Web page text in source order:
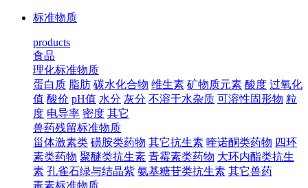
标准物质
products
食品
理化标准物质
蛋白质 脂肪 碳水化合物 维生素 矿物质元素 酸度 过氧化
值 酸价 pH值 水分 灰分 不溶于水杂质 可溶性固形物 粒
度 电导率 密度 其它
兽药残留标准物质
甾体激素类 磺胺类药物 其它抗生素 喹诺酮类药物 四环
素类药物 聚醚类抗生素 青霉素类药物 大环内酯类抗生
素 孔雀石绿与结晶紫 氨基糖苷类抗生素 其它兽药
毒素标准物质